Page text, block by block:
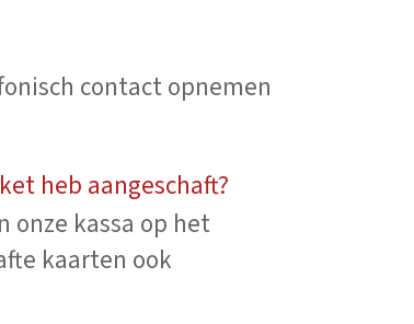
contact opnemen
heb aangeschaft?
onze kassa op het
kaarten ook